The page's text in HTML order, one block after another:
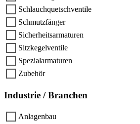
Schlauchquetschventile
Schmutzfänger
Sicherheitsarmaturen
Sitzkegelventile
Spezialarmaturen
Zubehör
Industrie / Branchen
Anlagenbau